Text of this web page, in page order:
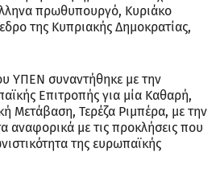
πρωθυπουργό, Κυριάκο
της Κυπριακής Δημοκρατίας,
ΥΠΕΝ συναντήθηκε με την
Επιτροπής για μία Καθαρή,
Μετάβαση, Τερέζα Ριμπέρα, με την
αναφορικά με τις προκλήσεις που
της ευρωπαϊκής